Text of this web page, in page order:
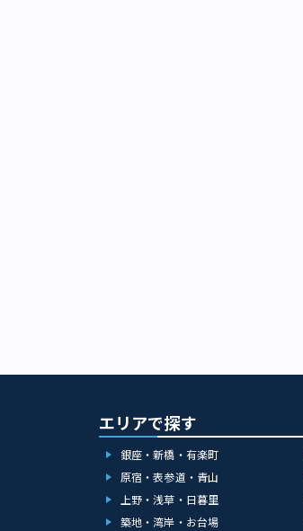
エリアで探す
銀座・新橋・有楽町
原宿・表参道・青山
上野・浅草・日暮里
築地・湾岸・お台場